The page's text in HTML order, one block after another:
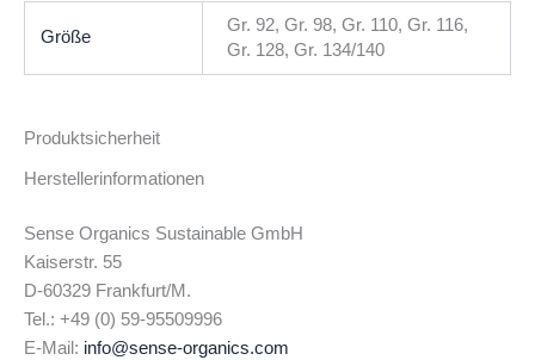
Größe
Gr. 92, Gr. 98, Gr. 110, Gr. 116,
Gr. 128, Gr. 134/140
Produktsicherheit
Herstellerinformationen
Sense Organics Sustainable GmbH
Kaiserstr. 55
D-60329 Frankfurt/M.
Tel.: +49 (0) 59-95509996
E-Mail: info@sense-organics.com